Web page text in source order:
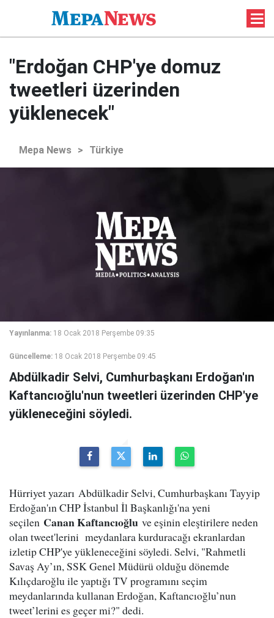
"Erdoğan CHP'ye domuz
tweetleri üzerinden
yüklenecek"
Mepa News > Türkiye
Yayınlanma: 18 Ocak 2018 Perşembe 09:35
Güncelleme: 18 Ocak 2018 Perşembe 09:45
Abdülkadir Selvi, Cumhurbaşkanı Erdoğan'ın
Kaftancıoğlu'nun tweetleri üzerinden CHP'ye
yükleneceğini söyledi.
Hürriyet yazarı Abdülkadir Selvi, Cumhurbaşkanı Tayyip
Erdoğan'ın CHP İstanbul İl Başkanlığı'na yeni
seçilen Canan Kaftancıoğlu ve eşinin eleştirilere neden
olan tweet'lerini meydanlara kurduracağı ekranlardan
izletip CHP'ye yükleneceğini söyledi. Selvi, "Rahmetli
Savaş Ay’ın, SSK Genel Müdürü olduğu dönemde
Kılıçdaroğlu ile yaptığı TV programını seçim
meydanlarında kullanan Erdoğan, Kaftancıoğlu’nun
tweet’lerini es geçer mi?" dedi.